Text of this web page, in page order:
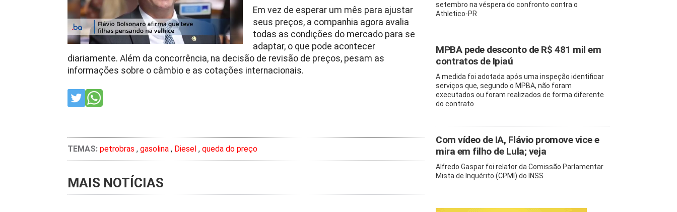
Em vez de esperar um mês para ajustar
seus preços, a companhia agora avalia
todas as condições do mercado para se
adaptar, o que pode acontecer
diariamente. Além da concorrência, na decisão de revisão de preços, pesam as
informações sobre o câmbio e as cotações internacionais.
TEMAS: petrobras , gasolina , Diesel , queda do preço
MAIS NOTÍCIAS
setembro na véspera do confronto contra o
Athletico-PR
MPBA pede desconto de R$ 481 mil em
contratos de Ipiaú
A medida foi adotada após uma inspeção identificar
serviços que, segundo o MPBA, não foram
executados ou foram realizados de forma diferente
do contrato
Com vídeo de IA, Flávio promove vice e
mira em filho de Lula; veja
Alfredo Gaspar foi relator da Comissão Parlamentar
Mista de Inquérito (CPMI) do INSS